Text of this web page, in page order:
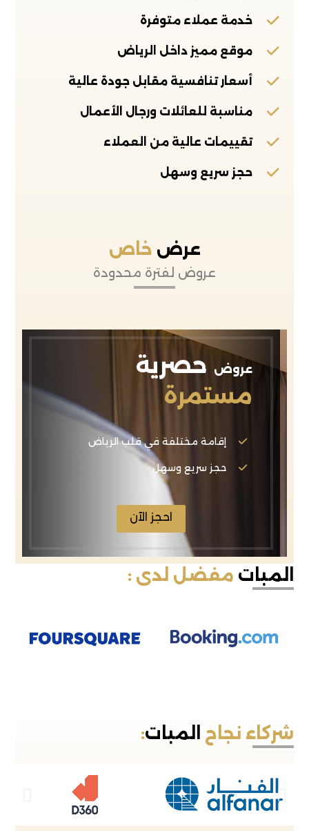
خدمة عملاء متوفرة
موقع مميز داخل الرياض
أسعار تنافسية مقابل جودة عالية
مناسبة للعائلات ورجال الأعمال
تقييمات عالية من العملاء
حجز سريع وسهل
عرض خاص
عروض لفترة محدودة
عروض حصرية
مستمرة
إقامة مختلفة في قلب الرياض
حجز سريع وسهل
احجز الآن
المبات مفضل لدى :
شركاء نجاح المبات: